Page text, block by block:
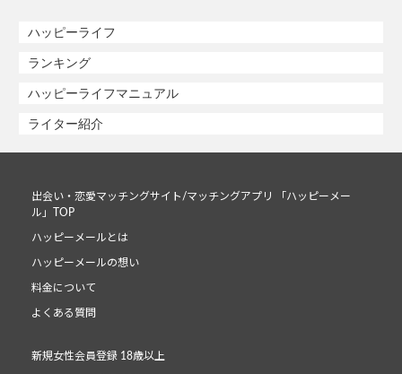
ハッピーライフ
ランキング
ハッピーライフマニュアル
ライター紹介
出会い・恋愛マッチングサイト/マッチングアプリ 「ハッピーメー
ル」TOP
ハッピーメールとは
ハッピーメールの想い
料金について
よくある質問
新規女性会員登録 18歳以上